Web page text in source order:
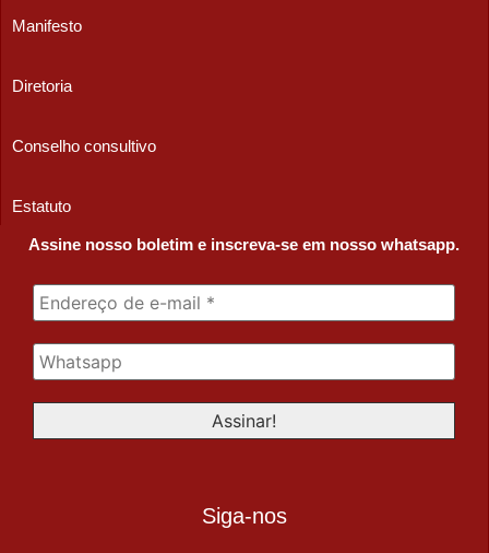
Manifesto
Diretoria
Conselho consultivo
Estatuto
Assine nosso boletim e inscreva-se em nosso whatsapp.
Siga-nos